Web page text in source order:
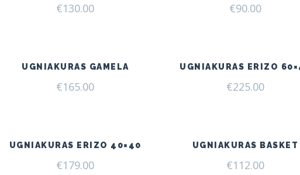
€130.00 €90.00
UGNIAKURAS GAMELA
€165.00
UGNIAKURAS ERIZO
€225.00
UGNIAKURAS ERIZO 40×40
€179.00
UGNIAKURAS BASKET
€112.00